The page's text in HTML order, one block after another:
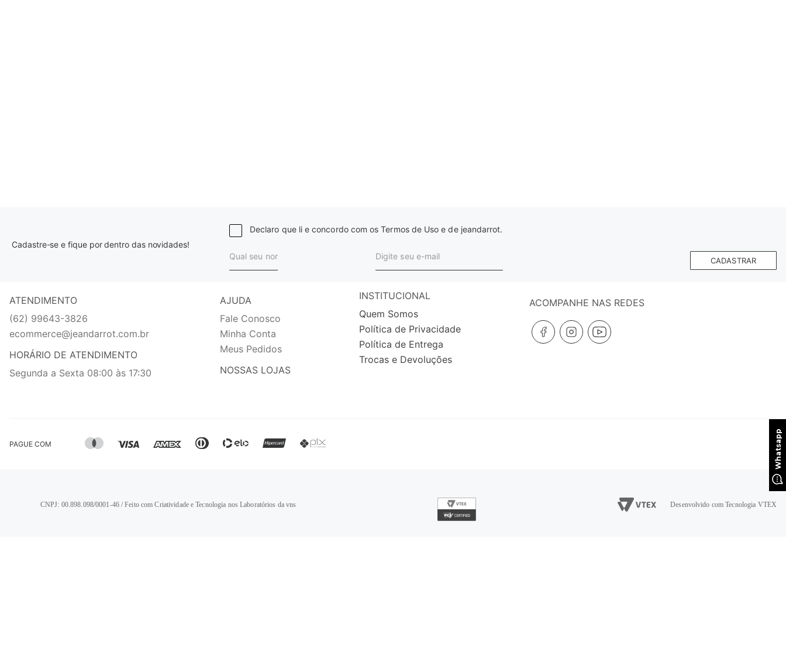
Cadastre-se e fique por dentro das novidades!
Declaro que li e concordo com os Termos de Uso e de jeandarrot.
CADASTRAR
ATENDIMENTO
(62) 99643-3826
ecommerce@jeandarrot.com.br
HORÁRIO DE ATENDIMENTO
Segunda a Sexta 08:00 às 17:30
AJUDA
Fale Conosco
Minha Conta
Meus Pedidos
NOSSAS LOJAS
INSTITUCIONAL
Quem Somos
Política de Privacidade
Política de Entrega
Trocas e Devoluções
ACOMPANHE NAS REDES
PAGUE COM
CNPJ: 00.898.098/0001-46 / Feito com Criatividade e Tecnologia nos Laboratórios da vns Desenvolvido com Tecnologia VTEX